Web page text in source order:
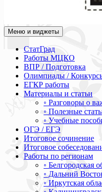
Академия СОВА
Подготовка к ЕГЭ, ОГЭ,
Меню и виджеты
СтатГрад
Работы МЦКО
ВПР / Подготовка
Олимпиады /
ЕГКР работы
Материалы и статьи
◦ Разговоры о
◦ Полезные
◦ Учебные
ОГЭ / ЕГЭ
Итоговое сочинение
Итоговое
Работы по регионам
◦ Белгородская
◦ Дальний
◦ Иркутская